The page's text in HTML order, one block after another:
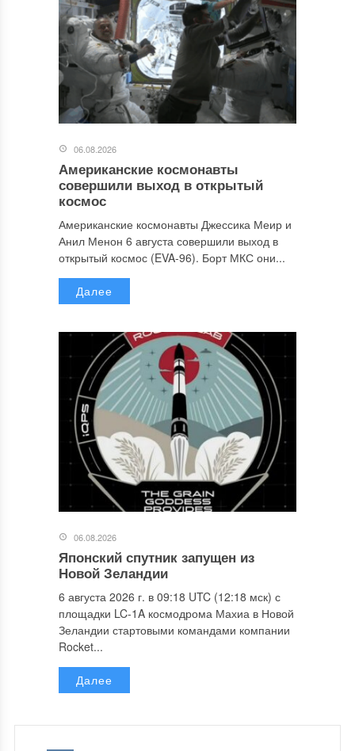
06.08.2026
Американские космонавты
совершили выход в открытый
космос
Американские космонавты Джессика Меир и
Анил Менон 6 августа совершили выход в
открытый космос (EVA-96). Борт МКС они...
Далее
06.08.2026
Японский спутник запущен из
Новой Зеландии
6 августа 2026 г. в 09:18 UTC (12:18 мск) с
площадки LC-1A космодрома Махиа в Новой
Зеландии стартовыми командами компании
Rocket...
Далее